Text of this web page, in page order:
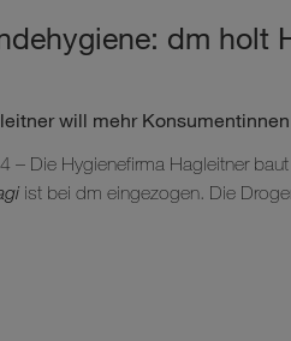
dm holt
will mehr
– Die Hygienefirma Hagleitner
ist bei dm eingezogen. Die